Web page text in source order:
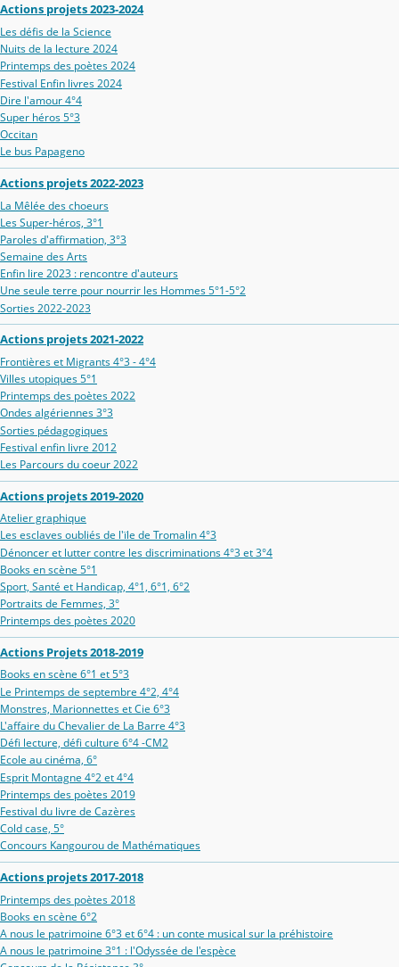
Actions projets 2023-2024
Les défis de la Science
Nuits de la lecture 2024
Printemps des poètes 2024
Festival Enfin livres 2024
Dire l'amour 4°4
Super héros 5°3
Occitan
Le bus Papageno
Actions projets 2022-2023
La Mêlée des choeurs
Les Super-héros, 3°1
Paroles d'affirmation, 3°3
Semaine des Arts
Enfin lire 2023 : rencontre d'auteurs
Une seule terre pour nourrir les Hommes 5°1-5°2
Sorties 2022-2023
Actions projets 2021-2022
Frontières et Migrants 4°3 - 4°4
Villes utopiques 5°1
Printemps des poètes 2022
Ondes algériennes 3°3
Sorties pédagogiques
Festival enfin livre 2012
Les Parcours du coeur 2022
Actions projets 2019-2020
Atelier graphique
Les esclaves oubliés de l'ïle de Tromalin 4°3
Dénoncer et lutter contre les discriminations 4°3 et 3°4
Books en scène 5°1
Sport, Santé et Handicap, 4°1, 6°1, 6°2
Portraits de Femmes, 3°
Printemps des poètes 2020
Actions Projets 2018-2019
Books en scène 6°1 et 5°3
Le Printemps de septembre 4°2, 4°4
Monstres, Marionnettes et Cie 6°3
L'affaire du Chevalier de La Barre 4°3
Défi lecture, défi culture 6°4 -CM2
Ecole au cinéma, 6°
Esprit Montagne 4°2 et 4°4
Printemps des poètes 2019
Festival du livre de Cazères
Cold case, 5°
Concours Kangourou de Mathématiques
Actions projets 2017-2018
Printemps des poètes 2018
Books en scène 6°2
A nous le patrimoine 6°3 et 6°4 : un conte musical sur la préhistoire
A nous le patrimoine 3°1 : l'Odyssée de l'espèce